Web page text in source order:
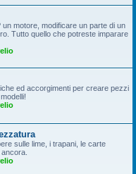
motore, modificare un parte di un
Tutto quello che potreste imparare
ed accorgimenti per creare pezzi
sulle lime, i trapani, le carte